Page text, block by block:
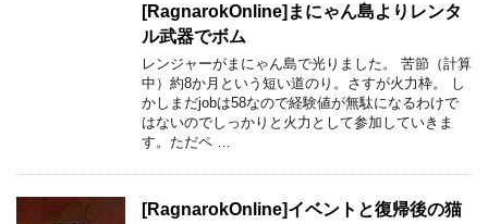
[RagnarokOnline]まにゃん島よりレンタ
ル武器でボム
レンジャーがまにゃん島で光りました。 苦節（計算
中）約8か月という短い道のり。さすが火力枠。 し
かしまだjobは58なので経験値が無駄になるわけで
はないのでしっかりと火力として参加していきま
す。ただペ …
[RagnarokOnline]イベントと復帰後の猫